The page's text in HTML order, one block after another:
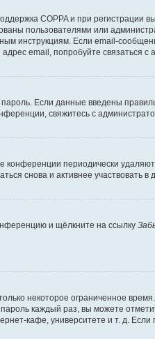
COPPA и при регистрации
пользователями или
инструкциям. Если email-
email, попробуйте связаться с
Если данные введены
свяжитесь с
конференции периодически
снова и активнее участвовать в
и щёлкните на ссылку
некоторое ограниченное
каждый раз, вы можете
кафе, университете и т. д. Если